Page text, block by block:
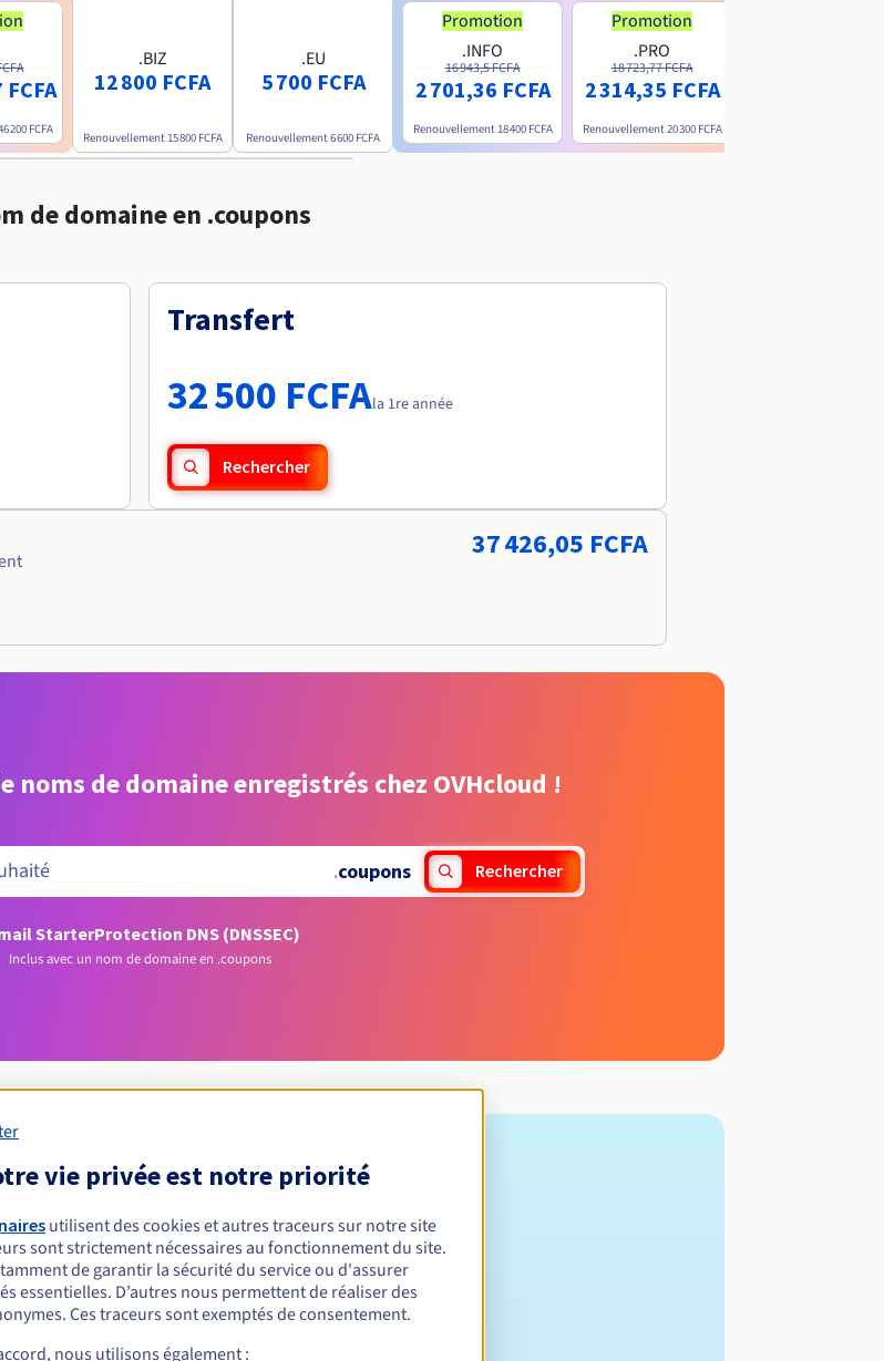
200 FCFA
.BIZ
12 800 FCFA
Renouvellement 15 800 FCFA
.EU
5 700 FCFA
Renouvellement6 600 FCFA
Promotion
.INFO
16 943,5 FCFA
2 701,36 FCFA
Renouvellement 18 400 FCFA
Promotion
.PRO
18 723,77 FCFA
2 314,35 FCFA
Renouvellement20 300 FCFA
de domaine en .coupons
Transfert
32 500 FCFAla 1re année
Rechercher
37 426,05 FCFA
noms de domaine enregistrés chez OVHcloud !
.coupons Rechercher
StarterProtection DNS (DNSSEC)
Inclus avec un nom de domaine en .coupons
Conditions d'éligibilité
?
morales, sans restriction géographique.
de gestion et notifications
vie privée est notre priorité
utilisent des cookies et autres traceurs sur notre site
sont strictement nécessaires au fonctionnement du site.
de garantir la sécurité du service ou d'assurer
essentielles. D’autres nous permettent de réaliser des
Ces traceurs sont exemptés de consentement.
nous utilisons également :